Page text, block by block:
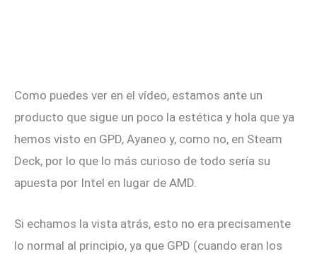
Como puedes ver en el vídeo, estamos ante un
producto que sigue un poco la estética y hola que ya
hemos visto en GPD, Ayaneo y, como no, en Steam
Deck, por lo que lo más curioso de todo sería su
apuesta por Intel en lugar de AMD.
Si echamos la vista atrás, esto no era precisamente
lo normal al principio, ya que GPD (cuando eran los